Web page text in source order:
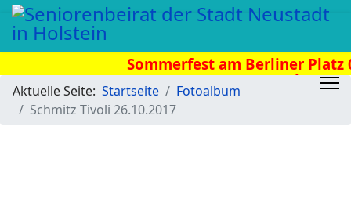
Sommerfest am Berliner Platz
Uhr
Aktuelle Seite: Startseite
Fotoalbum
Schmitz Tivoli 26.10.2017